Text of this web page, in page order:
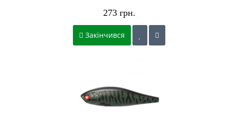
273 грн.
Закінчився